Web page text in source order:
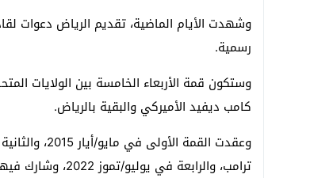
وشهدت الأيام الماضية، تقديم الرياض دعوات
رسمية.
كامب ديفيد الأميركي والبقية بالرياض.
ترامب، والرابعة في يوليو/تموز 2022، وشارك فيها أيضا قادة مصر والأردن والعراق.